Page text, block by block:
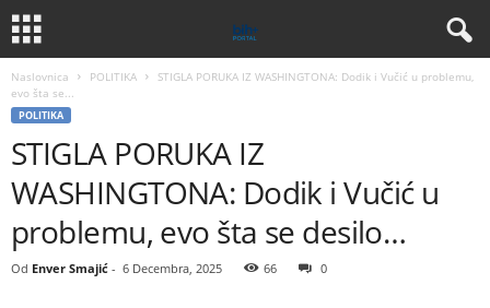
Naslovnica POLITIKA
STIGLA PORUKA IZ WASHINGTONA: Dodik i Vučić u problemu,
evo šta se...
POLITIKA
STIGLA PORUKA IZ
WASHINGTONA: Dodik i Vučić u
problemu, evo šta se desilo…
Od Enver Smajić - 6 Decembra, 2025 66 0